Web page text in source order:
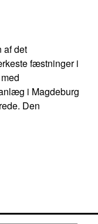
af det
fæstninger i
i Magdeburg
Den